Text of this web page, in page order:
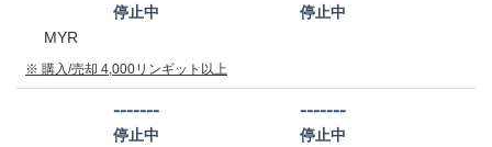
MYR
停止中 停止中
※ 購入/売却 4,000リンギット以上
-------
停止中
-------
停止中